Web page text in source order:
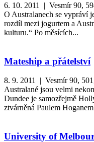
6. 10. 2011 | Vesmír 90,
O Australanech se vypráví
rozdíl mezi jogurtem a
kulturu.“ Po měsících...
Mateship a přátelství
8. 9. 2011 | Vesmír 90,
Australané jsou velmi
Dundee je samozřejmě
ztvárněná Paulem
University of